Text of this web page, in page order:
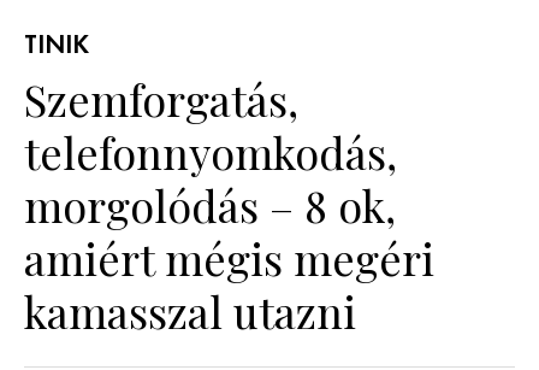
SZÉPSÉG
ÉLETMÓD
TINIK
Szemforgatás,
telefonnyomkodás,
morgolódás – 8 ok,
amiért mégis megéri
kamasszal utazni